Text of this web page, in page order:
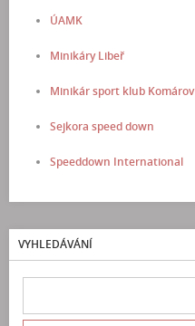
ÚAMK
Minikáry Libeř
Minikár sport klub Komárov
Sejkora speed down
Speeddown International
VYHLEDÁVÁNÍ